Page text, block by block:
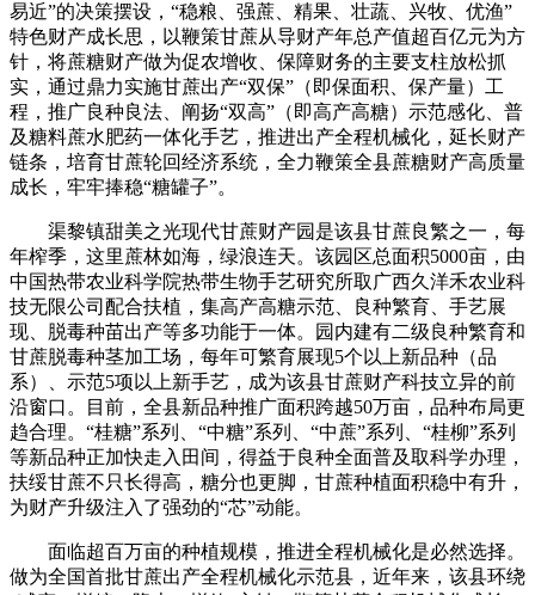
易近”的决策摆设，“稳粮、强蔗、精果、壮蔬、兴牧、优渔”
特色财产成长思，以鞭策甘蔗从导财产年总产值超百亿元为方
针，将蔗糖财产做为促农增收、保障财务的主要支柱放松抓
实，通过鼎力实施甘蔗出产“双保”（即保面积、保产量）工
程，推广良种良法、阐扬“双高”（即高产高糖）示范感化、普
及糖料蔗水肥药一体化手艺，推进出产全程机械化，延长财产
链条，培育甘蔗轮回经济系统，全力鞭策全县蔗糖财产高质量
成长，牢牢捧稳“糖罐子”。
渠黎镇甜美之光现代甘蔗财产园是该县甘蔗良繁之一，每
年榨季，这里蔗林如海，绿浪连天。该园区总面积5000亩，由
中国热带农业科学院热带生物手艺研究所取广西久洋禾农业科
技无限公司配合扶植，集高产高糖示范、良种繁育、手艺展
现、脱毒种苗出产等多功能于一体。园内建有二级良种繁育和
甘蔗脱毒种茎加工场，每年可繁育展现5个以上新品种（品
系）、示范5项以上新手艺，成为该县甘蔗财产科技立异的前
沿窗口。目前，全县新品种推广面积跨越50万亩，品种布局更
趋合理。“桂糖”系列、“中糖”系列、“中蔗”系列、“桂柳”系列
等新品种正加快走入田间，得益于良种全面普及取科学办理，
扶绥甘蔗不只长得高，糖分也更脚，甘蔗种植面积稳中有升，
为财产升级注入了强劲的“芯”动能。
面临超百万亩的种植规模，推进全程机械化是必然选择。
做为全国首批甘蔗出产全程机械化示范县，近年来，该县环绕